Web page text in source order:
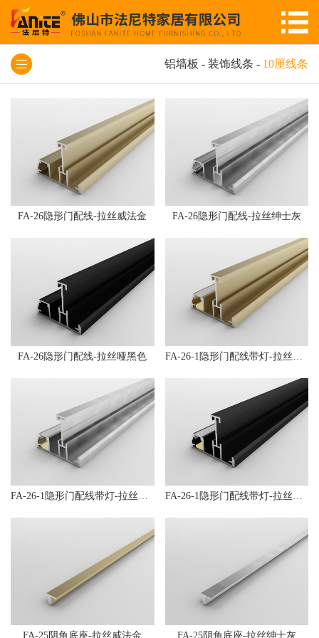
铝墙板 - 装饰线条 - 10厘线条
FA-26隐形门配线-拉丝威法金 FA-26隐形门配线-拉丝绅士灰
FA-26隐形门配线-拉丝哑黑色
FA-25阴角底座-拉丝威法金 FA-25阴角底座-拉丝绅士灰